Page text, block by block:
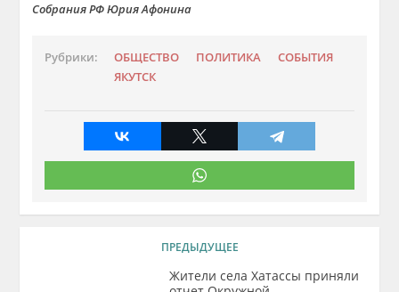
Собрания РФ Юрия Афонина
Рубрики: ОБЩЕСТВО ПОЛИТИКА
СОБЫТИЯ
ЯКУТСК
ПРЕДЫДУЩЕЕ
Жители села Хатассы приняли